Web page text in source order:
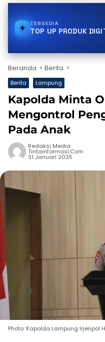
TERSEDIA
TOP UP PRODUK
Beranda Berita
Berita Lampung
Kapolda Minta
Mengontrol
Pada Anak
Redaksi Media
Tintainformasi.com
31 Januari 2025
Photo: Kapolda Lampung Irjenpol